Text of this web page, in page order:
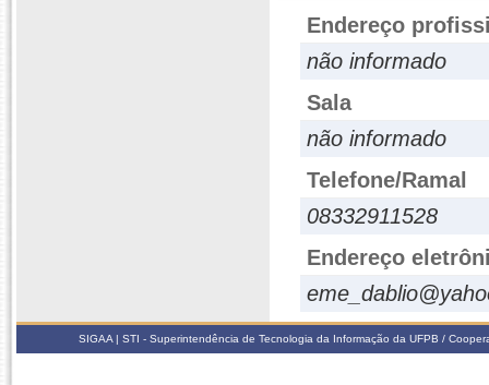
Endereço
não informado
Sala
não informado
Telefone/Ramal
08332911528
Endereço
SIGAA | STI - Superintendência de Tecnologia da Informação da UFPB /